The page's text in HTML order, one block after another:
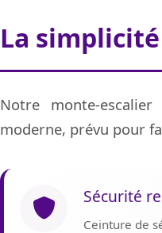
La
Notre monte-
moderne, prévu pour
Sécurité
Ceinture de